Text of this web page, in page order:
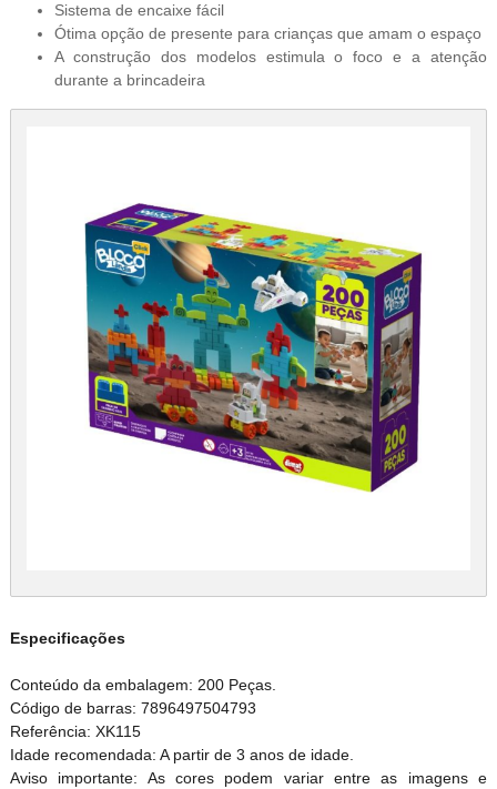
Sistema de encaixe fácil
Ótima opção de presente para crianças que amam o espaço
A construção dos modelos estimula o foco e a atenção
durante a brincadeira
Especificações
Conteúdo da embalagem: 200 Peças.
Código de barras: 7896497504793
Referência: XK115
Idade recomendada: A partir de 3 anos de idade.
Aviso importante: As cores podem variar entre as imagens e